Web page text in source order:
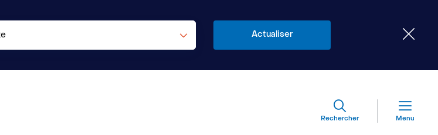
Rechercher Menu